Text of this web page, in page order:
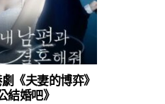
《夫妻的博弈》
結婚吧》